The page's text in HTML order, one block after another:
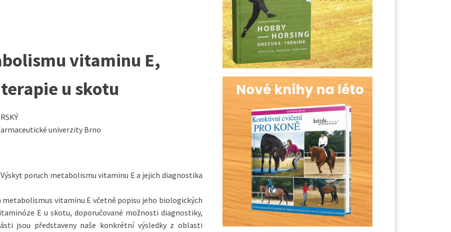
vitaminu E,
u skotu
univerzity Brno
Výskyt poruch metabolismu vitaminu E a jejich diagnostika
vitaminu E včetně popisu jeho biologických
E u skotu, doporučované možnosti diagnostiky,
jsou představeny naše konkrétní výsledky z oblasti